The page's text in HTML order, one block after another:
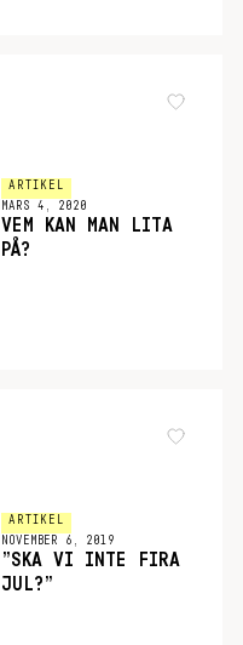
ARTIKEL
MARS 4, 2020
VEM KAN MAN LITA
PÅ?
ARTIKEL
NOVEMBER 6, 2019
”SKA VI INTE FIRA
JUL?”